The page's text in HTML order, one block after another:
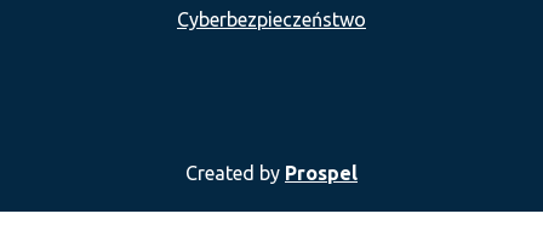
Cyberbezpieczeństwo
Created by Prospel